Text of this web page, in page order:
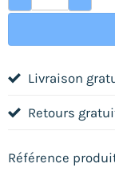
Livraison
Retours
Référence